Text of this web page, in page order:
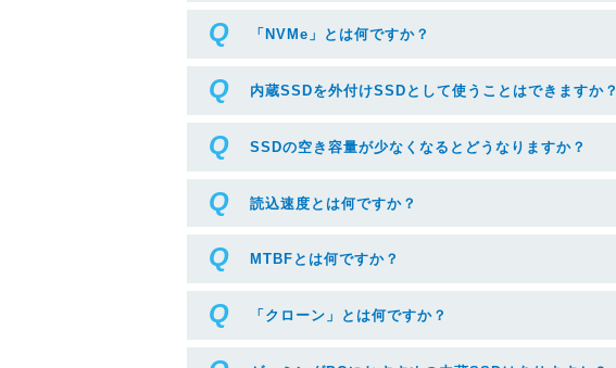
「NVMe」とは何ですか？
内蔵SSDを外付けSSDとして使うことはできますか？
SSDの空き容量が少なくなるとどうなりますか？
読込速度とは何ですか？
MTBFとは何ですか？
「クローン」とは何ですか？